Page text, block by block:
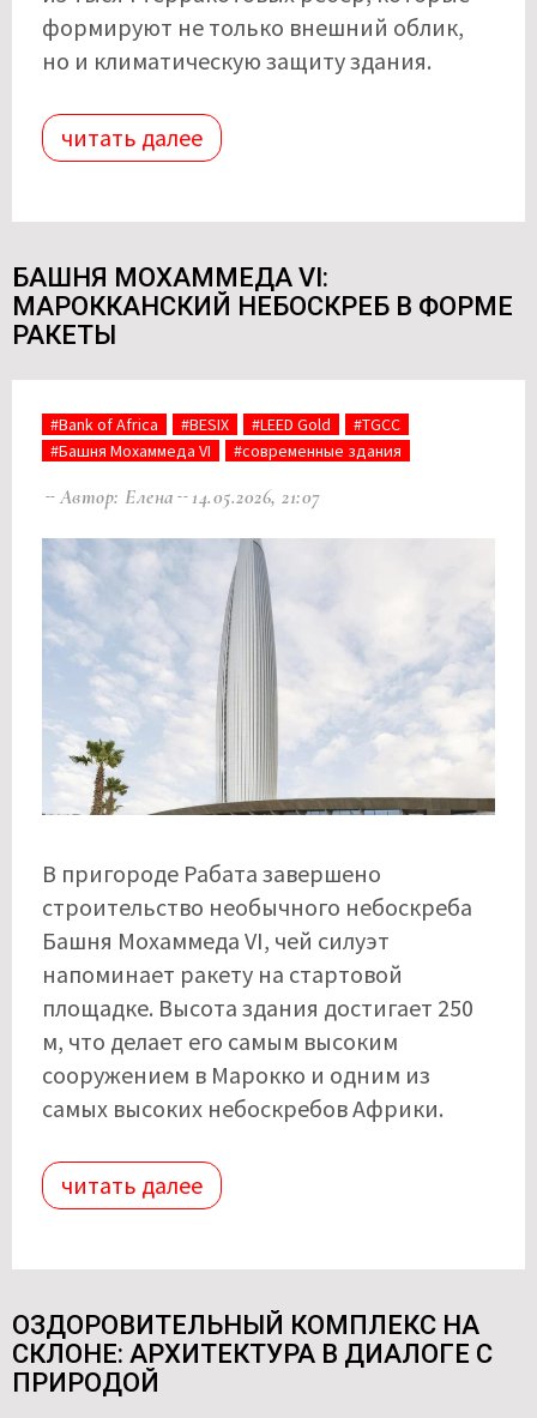
формируют не только внешний облик,
но и климатическую защиту здания.
читать далее
БАШНЯ МОХАММЕДА VI:
МАРОККАНСКИЙ НЕБОСКРЕБ В ФОРМЕ
РАКЕТЫ
#Bank of Africa #BESIX #LEED Gold
#TGCC
#Башня Мохаммеда VI
#современные здания
Автор: Елена 14.05.2026, 21:07
В пригороде Рабата завершено
строительство необычного небоскреба
Башня Мохаммеда VI, чей силуэт
напоминает ракету на стартовой
площадке. Высота здания достигает 250
м, что делает его самым высоким
сооружением в Марокко и одним из
самых высоких небоскребов Африки.
читать далее
ОЗДОРОВИТЕЛЬНЫЙ КОМПЛЕКС НА
СКЛОНЕ: АРХИТЕКТУРА В ДИАЛОГЕ С
ПРИРОДОЙ